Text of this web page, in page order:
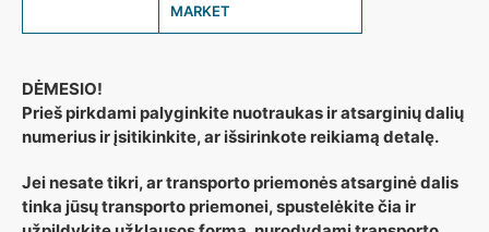
MARKET
DĖMESIO!
Prieš pirkdami palyginkite nuotraukas ir atsarginių dalių
numerius ir įsitikinkite, ar išsirinkote reikiamą detalę.
Jei nesate tikri, ar transporto priemonės atsarginė dalis
tinka jūsų transporto priemonei, spustelėkite čia ir